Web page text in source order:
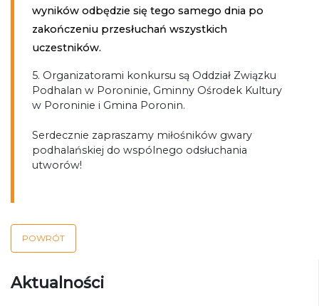
Aktualności
wyników odbędzie się tego samego dnia po
zakończeniu przesłuchań wszystkich
uczestników.
5. Organizatorami konkursu są Oddział Związku
Podhalan w Poroninie, Gminny Ośrodek Kultury
w Poroninie i Gmina Poronin.
Serdecznie zapraszamy miłośników gwary
podhalańskiej do wspólnego odsłuchania
utworów!
POWRÓT